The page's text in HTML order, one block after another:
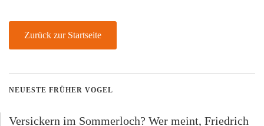
Zurück zur Startseite
NEUESTE FRÜHER VOGEL
Versickern im Sommerloch? Wer meint, Friedrich